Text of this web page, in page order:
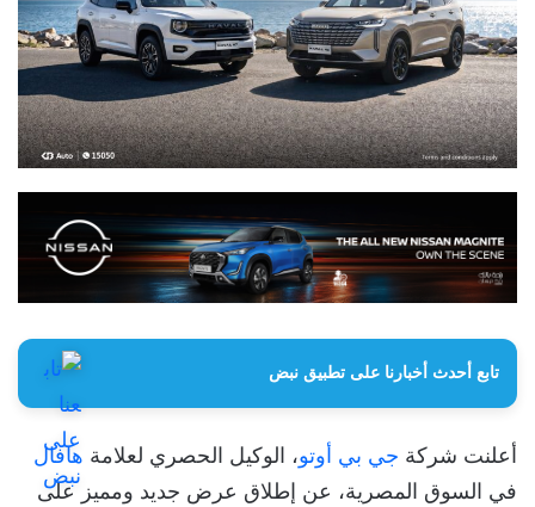
تابع أحدث أخبارنا على تطبيق نبض
أعلنت شركة جي بي أوتو، الوكيل الحصري لعلامة هافال
في السوق المصرية، عن إطلاق عرض جديد ومميز على